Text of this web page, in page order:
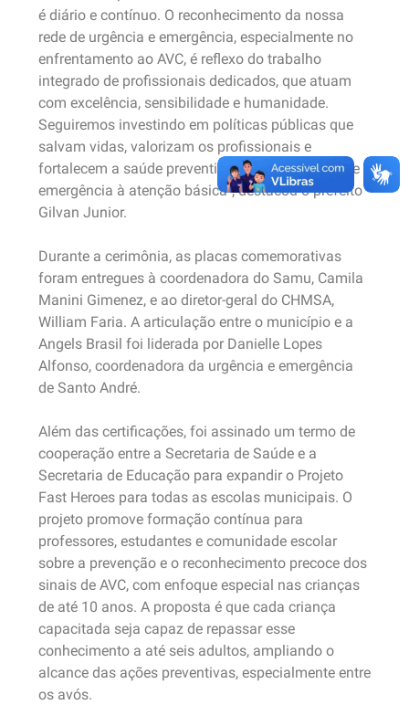
é diário e contínuo. O reconhecimento da nossa
rede de urgência e emergência, especialmente no
enfrentamento ao AVC, é reflexo do trabalho
integrado de profissionais dedicados, que atuam
com excelência, sensibilidade e humanidade.
Seguiremos investindo em políticas públicas que
salvam vidas, valorizam os profissionais e
fortalecem a saúde preventiva, do atendimento de
emergência à atenção básica”, destacou o prefeito
Gilvan Junior.
Durante a cerimônia, as placas comemorativas
foram entregues à coordenadora do Samu, Camila
Manini Gimenez, e ao diretor-geral do CHMSA,
William Faria. A articulação entre o município e a
Angels Brasil foi liderada por Danielle Lopes
Alfonso, coordenadora da urgência e emergência
de Santo André.
Além das certificações, foi assinado um termo de
cooperação entre a Secretaria de Saúde e a
Secretaria de Educação para expandir o Projeto
Fast Heroes para todas as escolas municipais. O
projeto promove formação contínua para
professores, estudantes e comunidade escolar
sobre a prevenção e o reconhecimento precoce dos
sinais de AVC, com enfoque especial nas crianças
de até 10 anos. A proposta é que cada criança
capacitada seja capaz de repassar esse
conhecimento a até seis adultos, ampliando o
alcance das ações preventivas, especialmente entre
os avós.